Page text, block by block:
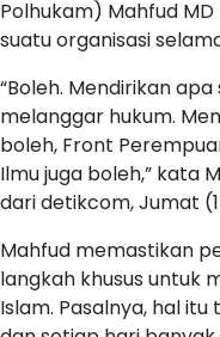
Polhukam) Mahfud
suatu organisasi
“Boleh. Mendirikan
melanggar hukum.
boleh, Front
Ilmu juga boleh,” kata
dari detikcom, Jumat
Mahfud memastikan
langkah khusus untuk
Islam. Pasalnya, hal